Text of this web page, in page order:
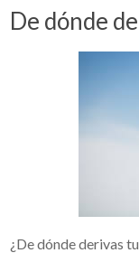
De dónde
¿De dónde derivas